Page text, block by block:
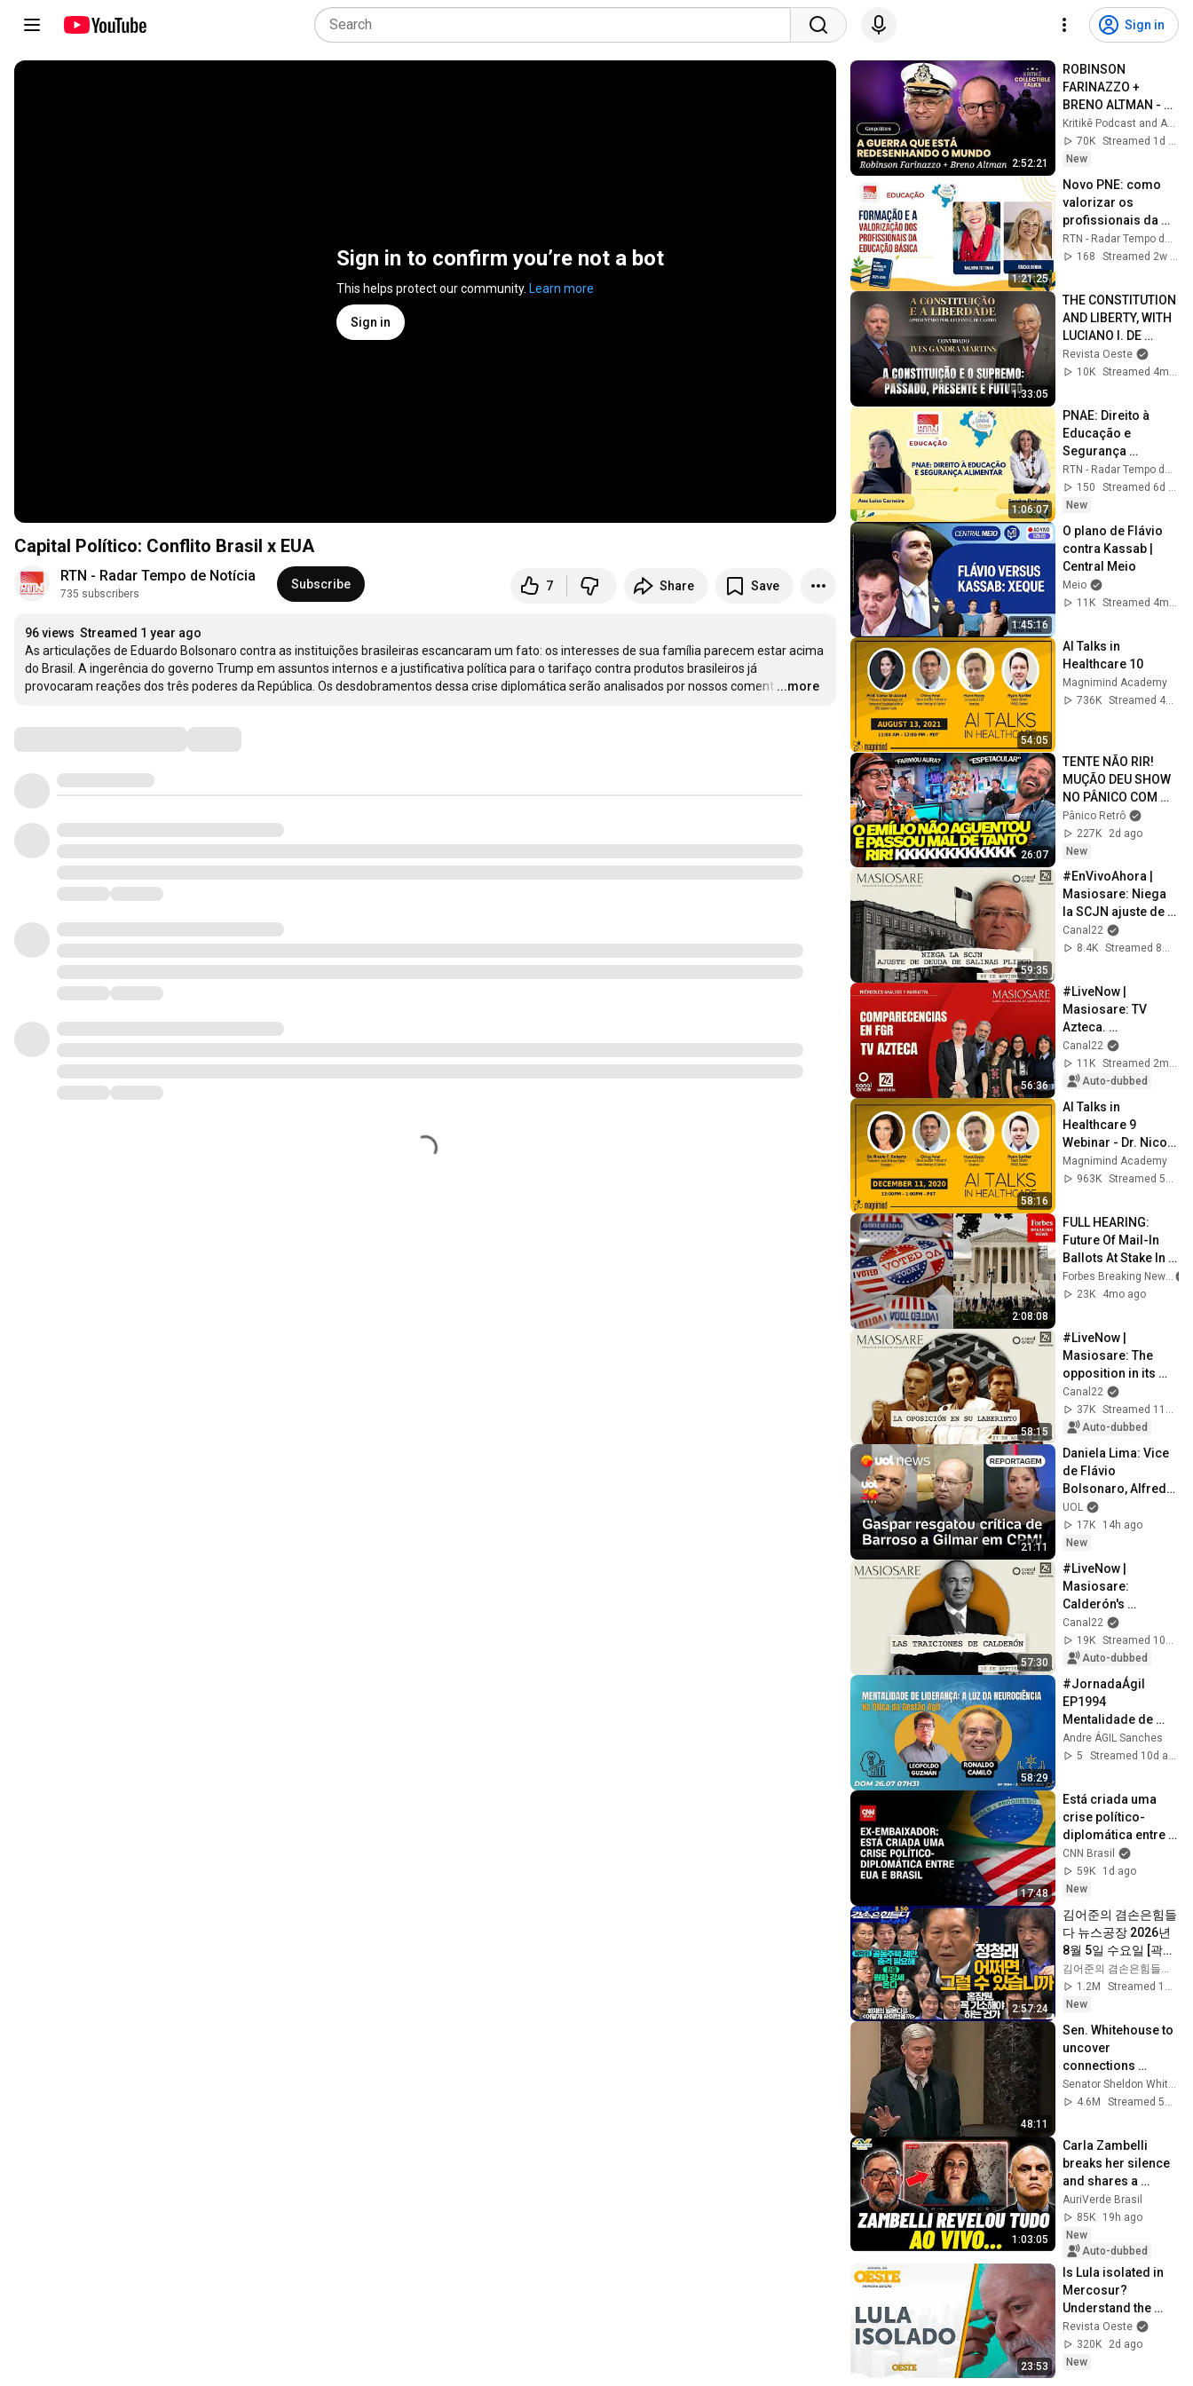
Sign in
Sign in to confirm you’re not a bot
This helps protect our community. Learn more
Sign in
Capital Político: Conflito Brasil x EUA
RTN - Radar Tempo de Notícia
735 subscribers
Subscribe 7 Share Save
96 views Streamed 1 year ago
As articulações de Eduardo Bolsonaro contra as instituições brasileiras escancaram um fato: os interesses de sua família parecem estar acima
do Brasil. A ingerência do governo Trump em assuntos internos e a justificativa política para o tarifaço contra produtos brasileiros já
provocaram reações dos três poderes da República. Os desdobramentos dessa crise diplomática serão analisados por nossos coment …
...more
2:52:21
ROBINSON
FARINAZZO +
BRENO ALTMAN -
COLLECTIBLE TALKS
- KRITIKÊ
Kritikê Podcast and ART OF WAR
70K
Streamed 1d ago
New
1:21:25
Novo PNE: como
valorizar os
profissionais da
educação?
RTN - Radar Tempo de Notícia
168
Streamed 2w ago
1:33:05
THE CONSTITUTION
AND LIBERTY, WITH
LUCIANO I. DE
CASTRO | GUEST:
DR. IVES GANDRA
Revista Oeste
10K
Streamed 4mo ago
1:06:07
PNAE: Direito à
Educação e
Segurança
Alimentar | RTN
Educação
150
New
1:45:16
O plano de Flávio
contra Kassab |
Central Meio
Meio
11K
54:05
AI Talks in
Healthcare 10
Magnimind Academy
736K
26:07
TENTE NÃO RIR!
MUÇÃO DEU SHOW
NO PÂNICO COM
SEU HUMOR RAIZ E
TODO MUNDO
CHOROU DE RIR
Pânico Retrô
227K
2d ago
New
59:35
#EnVivoAhora |
Masiosare: Niega
la SCJN ajuste de
deuda de Salinas
Pliego (06/11/2025)
Canal22
8.4K
Streamed 8mo ago
56:36
#LiveNow |
Masiosare: TV
Azteca.
(05/27/2026)
Canal22
11K
Streamed 2mo ago
Auto-dubbed
58:16
AI Talks in
Healthcare 9
Webinar - Dr. Nicole
F. Roberts, Chirag
Patel, Ryan Spitler,
Magnimind Academy
963K
Streamed 5y ago
2:08:08
FULL HEARING:
Future Of Mail-In
Ballots At Stake In
Contentious New
Supreme Court
Forbes Breaking News
23K
4mo ago
58:15
#LiveNow |
Masiosare: The
opposition in its
labyrinth (August
27, 2025)
Canal22
37K
Streamed 11mo ago
Auto-dubbed
21:11
Daniela Lima: Vice
de Flávio
Bolsonaro, Alfredo
Gaspar resgatou
crítica de Barroso
a Gilmar em CPMI
UOL
17K
14h ago
New
57:30
#LiveNow |
Masiosare:
Calderón's
betrayals
(10/09/2025)
Canal22
19K
Streamed 10mo ago
Auto-dubbed
58:29
#JornadaÁgil
EP1994
Mentalidade de
Liderança: a Luz da
NeuroCiência DOM
Andre ÁGIL Sanches
5
Streamed 10d ago
17:48
Está criada uma
crise político-
diplomática entre
Brasil e EUA, diz ex-
embaixador | HORA
H
CNN Brasil
59K
1d ago
New
2:57:24
김어준의 겸손은힘들
다 뉴스공장 2026년
8월 5일 수요일 [곽상
준, 정청래, 홍사훈X
주진우X오혁진X손병
호, 이광수X한문도X
1.2M
New
48:11
Sen. Whitehouse to
uncover
connections
between Trump,
Russia, and
4.6M
1:03:05
Carla Zambelli
breaks her silence
and shares a
worrying report
following arrest in
Italy
AuriVerde Brasil
85K
19h ago
New
Auto-dubbed
23:53
Is Lula isolated in
Mercosur?
Understand the
diplomatic crisis
with Milei and
Paraguay
Revista Oeste
320K
2d ago
New